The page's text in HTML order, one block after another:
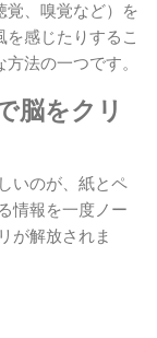
覚、嗅覚など）を
感じたりするこ
法の一つです。
脳をクリ
いのが、紙とペ
情報を一度ノー
が解放されま